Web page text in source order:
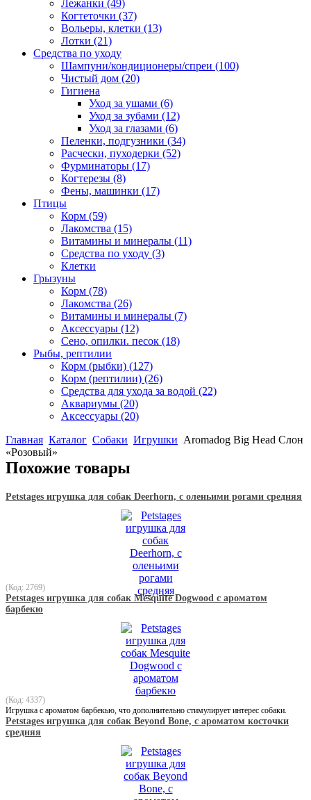
Лежанки (49)
Когтеточки (37)
Вольеры, клетки (13)
Лотки (21)
Средства по уходу
Шампуни/кондиционеры/спреи (100)
Чистый дом (20)
Гигиена
Уход за ушами (6)
Уход за зубами (12)
Уход за глазами (6)
Пеленки, подгузники (34)
Расчески, пуходерки (52)
Фурминаторы (17)
Когтерезы (8)
Фены, машинки (17)
Птицы
Корм (59)
Лакомства (15)
Витамины и минералы (11)
Средства по уходу (3)
Клетки
Грызуны
Корм (78)
Лакомства (26)
Витамины и минералы (7)
Аксессуары (12)
Сено, опилки. песок (18)
Рыбы, рептилии
Корм (рыбки) (127)
Корм (рептилии) (26)
Средства для ухода за водой (22)
Аквариумы (20)
Аксессуары (20)
Главная Каталог Собаки Игрушки Aromadog Big Head Слон
«Розовый»
Похожие товары
Petstages игрушка для собак Deerhorn, с оленьими рогами средняя
(Код: 2769)
Petstages игрушка для собак Mesquite Dogwood с ароматом
барбекю
(Код: 4337)
Игрушка с ароматом барбекью, что дополнительно стимулирует интерес собаки.
Petstages игрушка для собак Beyond Bone, с ароматом косточки
средняя